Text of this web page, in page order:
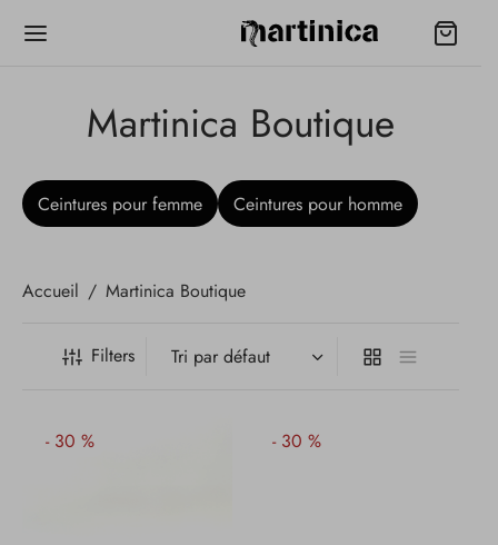
Martinica Boutique
Ceintures pour femme Ceintures pour homme
Accueil / Martinica Boutique
Filters
- 30 % - 30 %